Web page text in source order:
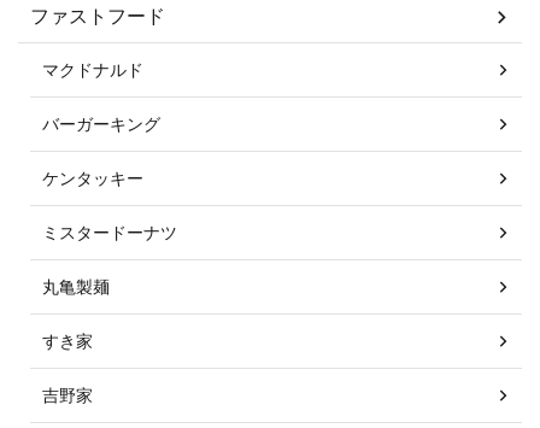
ファストフード
マクドナルド
バーガーキング
ケンタッキー
ミスタードーナツ
丸亀製麺
すき家
吉野家